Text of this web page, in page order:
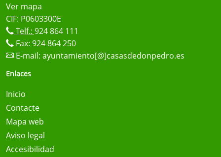
Ver mapa
CIF: P0603300E
Telf.: 924 864 111
Fax: 924 864 250
E-mail: ayuntamiento[@]casasdedonpedro.es
Enlaces
Inicio
Contacte
Mapa web
Aviso legal
Accesibilidad